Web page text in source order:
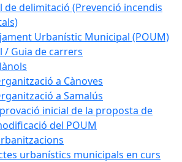
de delimitació (Prevenció incendis
Urbanístic Municipal (POUM)
/ Guia de carrers
a Cànoves
a Samalús
inicial de la proposta de
del POUM
urbanístics municipals en curs